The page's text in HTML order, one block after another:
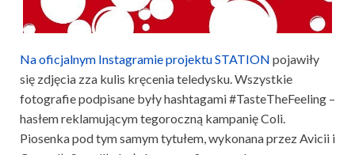
Na oficjalnym Instagramie projektu STATION pojawiły
się zdjęcia zza kulis kręcenia teledysku. Wszystkie
fotografie podpisane były hashtagami #TasteTheFeeling –
hasłem reklamującym tegoroczną kampanię Coli.
Piosenka pod tym samym tytułem, wykonana przez Avicii i